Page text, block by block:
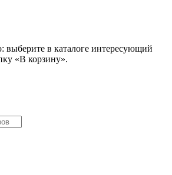
выберите в каталоге интересующий
«В корзину».